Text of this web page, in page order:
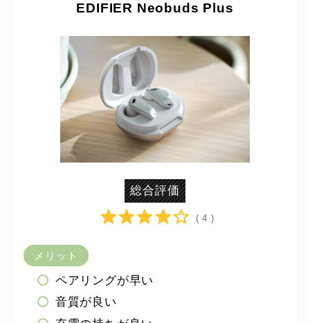
EDIFIER Neobuds Plus
総合評価
( 4 )
メリット
ペアリングが早い
音質が良い